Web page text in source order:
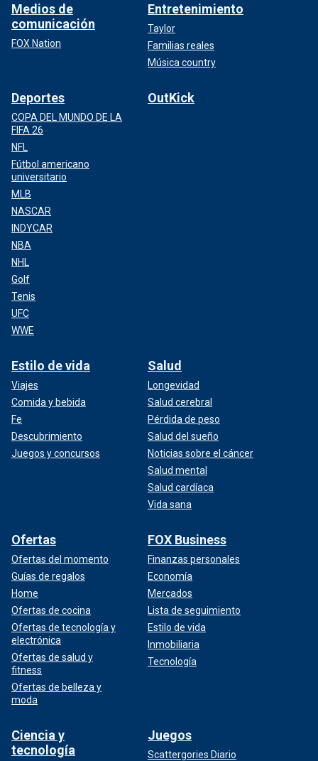
Medios de
comunicación
FOX Nation
Entretenimiento
Taylor
Familias reales
Música country
Deportes
COPA DEL MUNDO DE LA
FIFA 26
NFL
Fútbol americano
universitario
MLB
NASCAR
INDYCAR
NBA
NHL
Golf
Tenis
UFC
WWE
OutKick
Estilo de vida
Viajes
Comida y bebida
Fe
Descubrimiento
Juegos y concursos
Salud
Longevidad
Salud cerebral
Pérdida de peso
Salud del sueño
Noticias sobre el cáncer
Salud mental
Salud cardíaca
Vida sana
Ofertas
Ofertas del momento
Guías de regalos
Home
Ofertas de cocina
Ofertas de tecnología y
electrónica
Ofertas de salud y
fitness
Ofertas de belleza y
moda
FOX Business
Finanzas personales
Economía
Mercados
Lista de seguimiento
Estilo de vida
Inmobiliaria
Tecnología
Ciencia y
tecnología
Juegos
Scattergories Diario